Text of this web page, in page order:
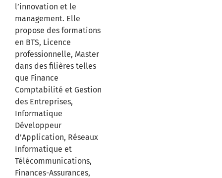
l’innovation et le
management. Elle
propose des formations
en BTS, Licence
professionnelle, Master
dans des filières telles
que Finance
Comptabilité et Gestion
des Entreprises,
Informatique
Développeur
d’Application, Réseaux
Informatique et
Télécommunications,
Finances-Assurances,